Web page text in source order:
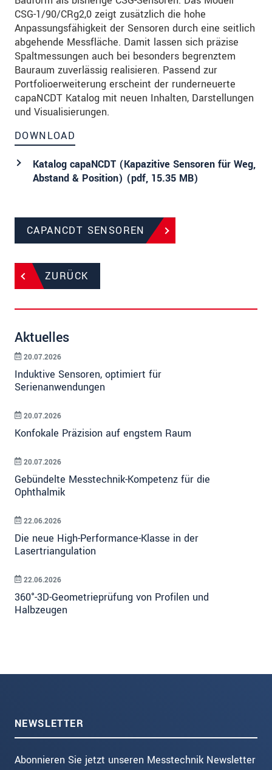
CSG-1/90/CRg2,0 zeigt zusätzlich die hohe
Anpassungsfähigkeit der Sensoren durch eine seitlich
abgehende Messfläche. Damit lassen sich präzise
Spaltmessungen auch bei besonders begrenztem
Bauraum zuverlässig realisieren. Passend zur
Portfolioerweiterung erscheint der runderneuerte
capaNCDT Katalog mit neuen Inhalten, Darstellungen
und Visualisierungen.
DOWNLOAD
Katalog capaNCDT (Kapazitive Sensoren für Weg,
Abstand & Position) (pdf, 15.35 MB)
CAPANCDT SENSOREN
ZURÜCK
Aktuelles
Induktive Sensoren, optimiert für
Serienanwendungen
20.07.2026
Konfokale Präzision auf engstem Raum
20.07.2026
Gebündelte Messtechnik-Kompetenz für die
Ophthalmik
20.07.2026
Die neue High-Performance-Klasse in der
Lasertriangulation
22.06.2026
360°-3D-Geometrieprüfung von Profilen und
Halbzeugen
22.06.2026
NEWSLETTER
Abonnieren Sie jetzt unseren Messtechnik Newsletter